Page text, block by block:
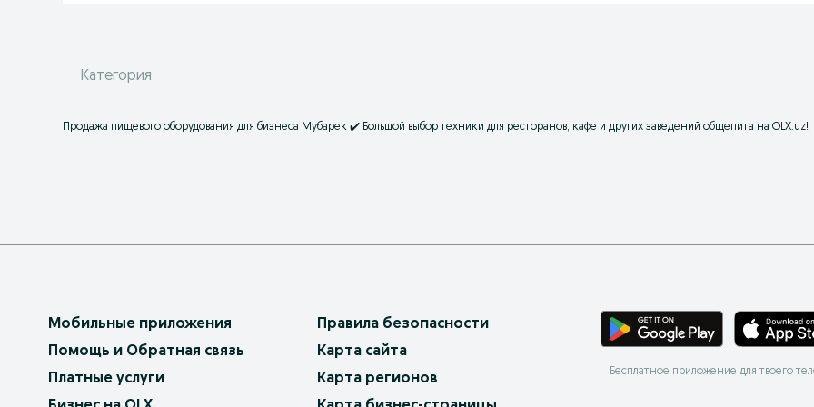
Категория
Продажа пищевого оборудования для бизнеса Мубарек ✔️ Большой выбор техники для ресторанов, кафе и других заведений общепита на OLX.uz!
Мобильные приложения
Помощь и Обратная связь
Платные услуги
Правила безопасности
Карта сайта
Карта регионов
Бесплатное приложение для твоего